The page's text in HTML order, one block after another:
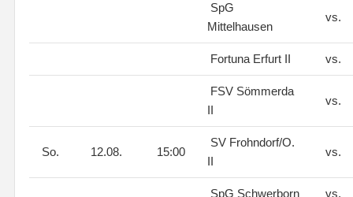
SpG
Mittelhausen
vs.
Fortuna Erfurt II vs.
FSV Sömmerda
II
vs.
So. 12.08. 15:00
SV Frohndorf/O.
II
vs.
SpG Schwerborn vs.